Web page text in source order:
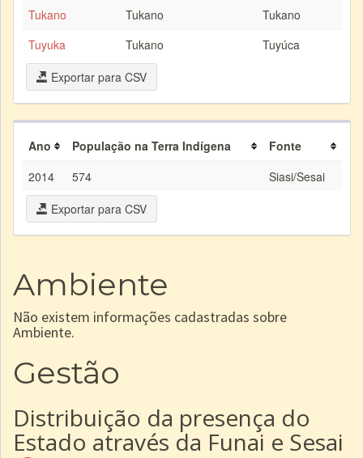
Tukano Tukano
Tukano
Tuyuka
Tukano
Tuyúca
Exportar para CSV
Ano População na Terra Indígena
Fonte
2014
574
Siasi/Sesai
Exportar para CSV
Ambiente
Não existem informações cadastradas sobre
Ambiente.
Gestão
Distribuição da presença do
Estado através da Funai e Sesai